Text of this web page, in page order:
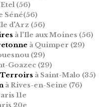
(56)
Séné(56)
d'Arz (56)
à l'Ile aux Moines (56)
à Quimper (29)
(29)
Goazec (29)
Terroirs à Saint-Malo (35)
à Rives-en-Seine (76)
11e